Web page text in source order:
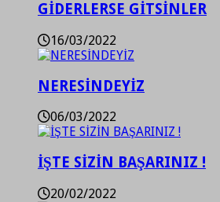
GİDERLERSE GİTSİNLER
16/03/2022
NERESİNDEYİZ
06/03/2022
İŞTE SİZİN BAŞARINIZ !
20/02/2022